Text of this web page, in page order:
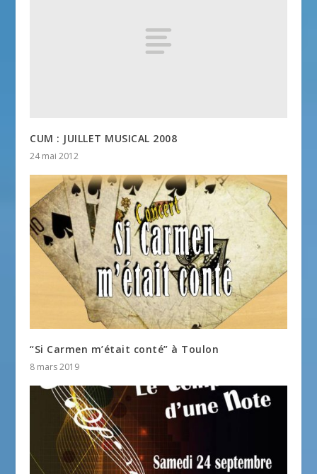
CUM : JUILLET MUSICAL 2008
24 mai 2012
“Si Carmen m’était conté” à Toulon
8 mars 2019